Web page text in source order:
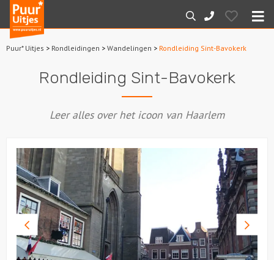
Puur*
Uitjes
Zoeken
088-
7887000
Hearts
Arrangementen
Dagarrangementen
Avondarrangementen
Varen
Boottochten
Losse boothuur
Puur* Uitjes > Rondleidingen > Wandelingen > Rondleiding Sint-Bavokerk
Rondleiding Sint-Bavokerk
Leer alles over het icoon van Haarlem
Vorige
foto
foto